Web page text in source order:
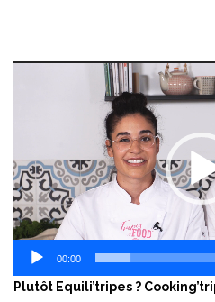
00:00
Plutôt Equili’tripes ?